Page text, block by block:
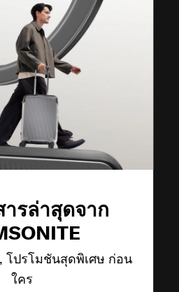
รล่าสุดจาก
โปรโมชันสุดพิเศษ ก่อน
ใคร
ประกัน